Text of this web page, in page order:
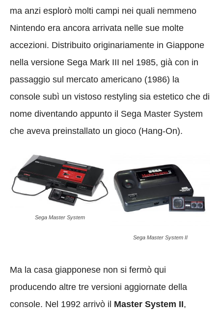
ma anzi esplorò molti campi nei quali nemmeno
Nintendo era ancora arrivata nelle sue molte
accezioni. Distribuito originariamente in Giappone
nella versione Sega Mark III nel 1985, già con in
passaggio sul mercato americano (1986) la
console subì un vistoso restyling sia estetico che di
nome diventando appunto il Sega Master System
che aveva preinstallato un gioco (Hang-On).
Sega Master System
Sega Master System II
Ma la casa giapponese non si fermò qui
producendo altre tre versioni aggiornate della
console. Nel 1992 arrivò il Master System II,